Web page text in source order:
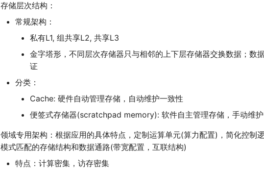
存储层次结构：
常规架构：
私有L1, 组共享L2, 共享L3
金字塔形，不同层次存储器只与相邻的上下层存储器交换数据；数
证
分类：
Cache: 硬件自动管理存储，自动维护一致性
便签式存储器(scratchpad memory): 软件自主管理存储，手动维
领域专用架构：根据应用的具体特点，定制运算单元(算力配置)，简化控制
模式匹配的存储结构和数据通路(带宽配置，互联结构)
特点：计算密集，访存密集